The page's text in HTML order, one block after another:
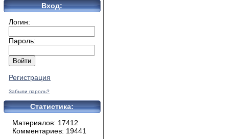
Вход:
Логин:
Пароль:
Регистрация
Забыли пароль?
Статистика:
Материалов: 17412
Комментариев: 19441